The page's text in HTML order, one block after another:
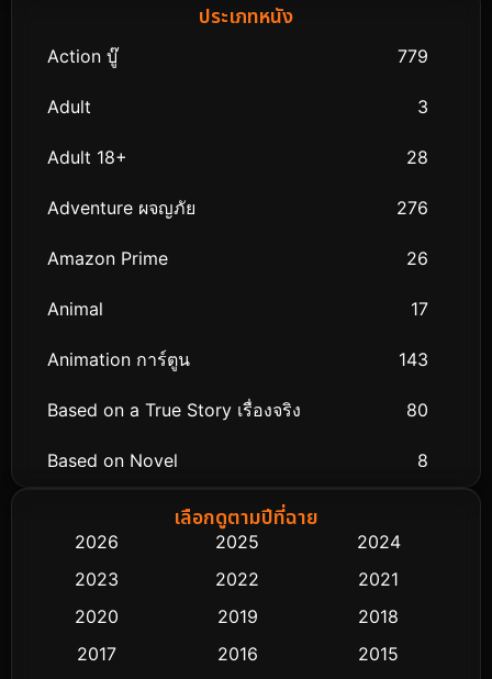
ประเภทหนัง
Action บู๊ 779
Adult 3
Adult 18+ 28
Adventure ผจญภัย 276
Amazon Prime 26
Animal 17
Animation การ์ตูน 143
Based on a True Story เรื่องจริง 80
Based on Novel 8
Biography ชีวิตจริง
Classic หนังคลาสสิก
Comedy ตลก 453
เลือกดูตามปีที่ฉาย
2026 2025
2024
2023
2022
2021
2020
2019
2018
2017
2016
2015